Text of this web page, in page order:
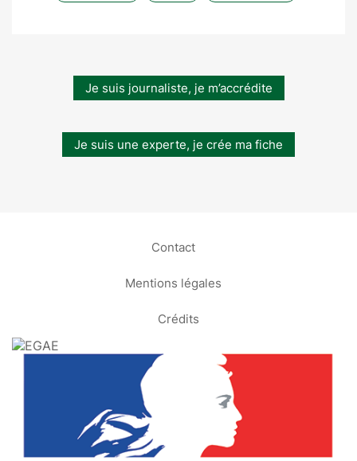
Je suis journaliste, je m’accrédite
Je suis une experte, je crée ma fiche
Contact
Mentions légales
Crédits